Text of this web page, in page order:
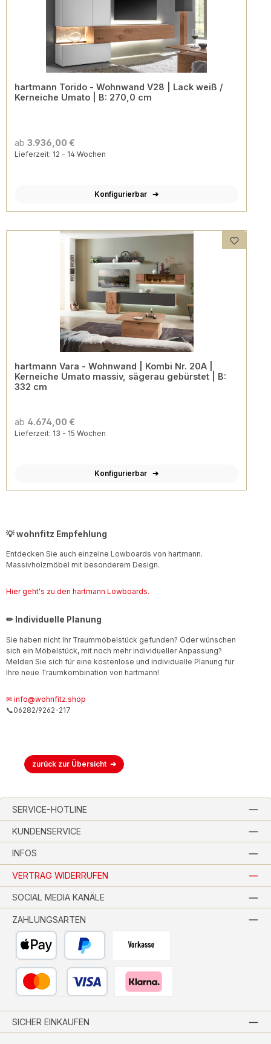
hartmann Torido - Wohnwand V28 | Lack weiß /
Kerneiche Umato | B: 270,0 cm
ab 3.936,00 €
Lieferzeit: 12 - 14 Wochen
Konfigurierbar
hartmann Vara - Wohnwand | Kombi Nr. 20A |
Kerneiche Umato massiv, sägerau gebürstet | B:
332 cm
ab 4.674,00 €
Lieferzeit: 13 - 15 Wochen
Konfigurierbar
💡 wohnfitz Empfehlung
Entdecken Sie auch einzelne Lowboards von hartmann.
Massivholzmöbel mit besonderem Design.
Hier geht's zu den hartmann Lowboards.
✏ Individuelle Planung
Sie haben nicht Ihr Traummöbelstück gefunden? Oder wünschen
sich ein Möbelstück, mit noch mehr individueller Anpassung?
Melden Sie sich für eine kostenlose und individuelle Planung für
Ihre neue Traumkombination von hartmann!
✉ info@wohnfitz.shop
📞06282/9262-217
zurück zur Übersicht
SERVICE-HOTLINE
KUNDENSERVICE
INFOS
VERTRAG WIDERRUFEN
ZAHLUNGSARTEN
SOCIAL MEDIA KANÄLE
SICHER EINKAUFEN